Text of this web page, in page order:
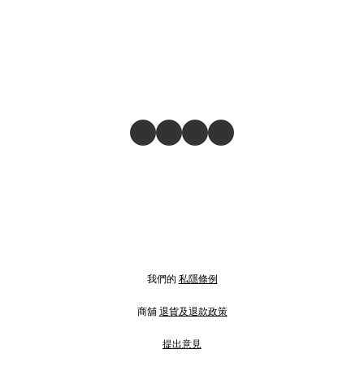
我們的 私隱條例
商舖 退貨及退款政策
提出意見